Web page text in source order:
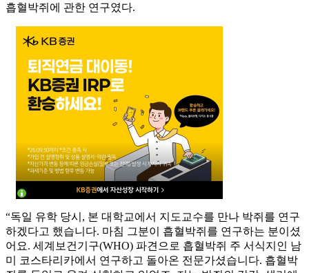
흡혈박쥐에 관한 연구였다.
“독일 유학 당시, 본 대학교에서 지도교수를 만나 박쥐를 연구
하겠다고 했습니다. 마침 그분이 흡혈박쥐를 연구하는 분이셨
어요. 세계보건기구(WHO) 파견으로 흡혈박쥐 주 서식지인 남
미 코스타리카에서 연구하고 돌아온 전문가셨습니다. 흡혈박